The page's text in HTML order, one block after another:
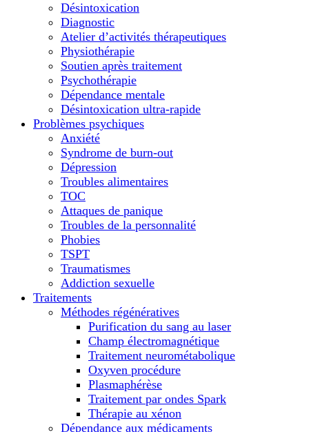
Désintoxication
Diagnostic
Atelier d’activités thérapeutiques
Physiothérapie
Soutien après traitement
Psychothérapie
Dépendance mentale
Désintoxication ultra-rapide
Problèmes psychiques
Anxiété
Syndrome de burn-out
Dépression
Troubles alimentaires
TOC
Attaques de panique
Troubles de la personnalité
Phobies
TSPT
Traumatismes
Addiction sexuelle
Traitements
Méthodes régénératives
Purification du sang au laser
Champ électromagnétique
Traitement neurométabolique
Oxyven procédure
Plasmaphérèse
Traitement par ondes Spark
Thérapie au xénon
Dépendance aux médicaments